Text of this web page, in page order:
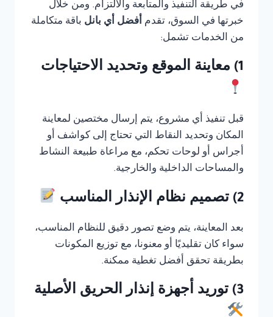
في طريقة التنفيذ والمتابعة والالتزام. ومن خلال
خبرتها في السوق، تقدم أفضل أي بانل باقة متكاملة
من الخدمات تشمل:
1) معاينة الموقع وتحديد الاحتياجات
قبل تنفيذ أي مشروع، يتم إرسال مختصين لمعاينة
المكان وتحديد النقاط التي تحتاج إلى كواشف أو
أجراس أو لوحات تحكم، مع مراعاة طبيعة النشاط
والمساحات الداخلية والخارجية.
2) تصميم نظام الإنذار المناسب
بعد المعاينة، يتم وضع تصور دقيق للنظام المناسب،
سواء كان تقليديًا أو معنونا، مع توزيع المكونات
بطريقة تحقق أفضل تغطية ممكنة.
3) توريد أجهزة إنذار الحريق الأصلية